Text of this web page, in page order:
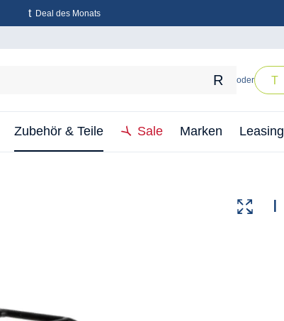
Deal des Monats
oder
Zubehör & Teile Sale Marken Leasing